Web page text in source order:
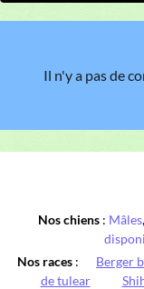
Il n'y a pas de
Nos chiens : Mâles,
Nos races : Berger
de tulear